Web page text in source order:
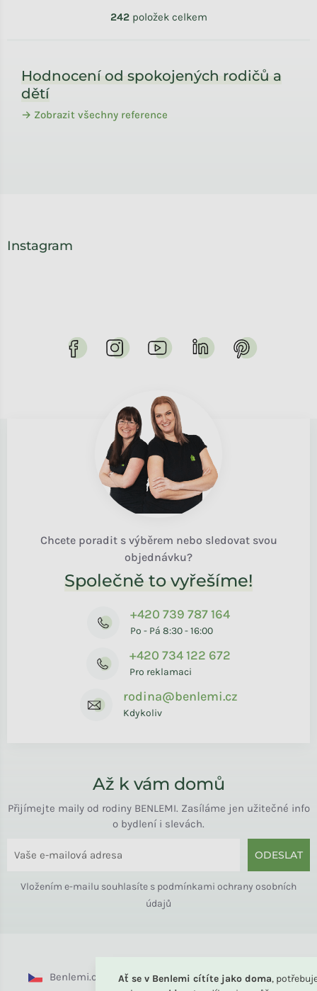
Ať se v Benlemi cítíte jako doma,
242položek celkem
Hodnocení od spokojených rodičů a
dětí
→ Zobrazit všechny reference
Instagram
Chcete poradit s výběrem nebo sledovat svou
objednávku?
Společně to vyřešíme!
+420 739 787 164
Po - Pá 8:30 - 16:00
+420 734 122 672
Pro reklamaci
rodina@benlemi.cz
Kdykoliv
Až k vám domů
Přijímejte maily od rodiny BENLEMI. Zasíláme jen užitečné info
o bydlení i slevách.
ODESLAT
Vložením e-mailu souhlasíte s podmínkami ochrany osobních
údajů
Benlemi.cz Benlemi.sk Benlemi.com